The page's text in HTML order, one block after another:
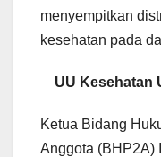
menyempitkan
kesehatan pada
UU Kesehatan
Ketua Bidang
Anggota (BHP2A)